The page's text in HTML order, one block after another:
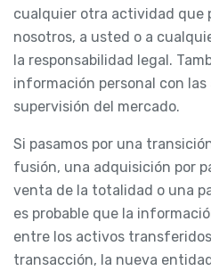
cualquier otra actividad que
nosotros, a usted o a
la responsabilidad legal.
información personal con
supervisión del mercado.
Si pasamos por una
fusión, una adquisición por
venta de la totalidad o una
es probable que la
entre los activos
transacción, la nueva